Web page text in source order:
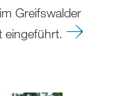
Greifswalder
eingeführt.